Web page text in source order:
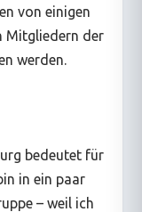
von einigen
Mitgliedern der
werden.
bedeutet für
in ein paar
– weil ich